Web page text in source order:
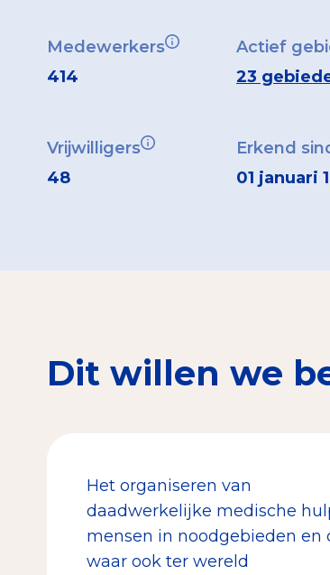
Medewerkers
414
Actief
23
Vrijwilligers
48
Erkend
01 januari
Dit willen we
Het organiseren van
daadwerkelijke medische
mensen in noodgebieden en
waar ook ter wereld